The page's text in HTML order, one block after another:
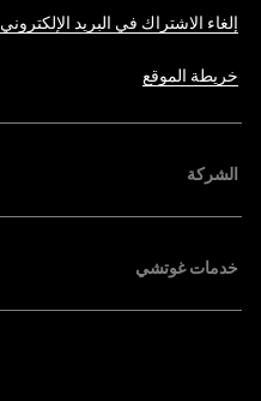
إلغاء الاشتراك في البريد الإلكتروني
خريطة الموقع
الشركة
خدمات غوتشي